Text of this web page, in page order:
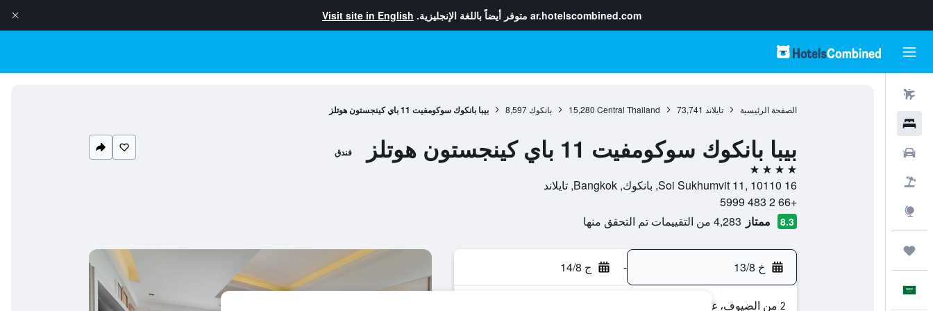
ar.hotelscombined.com متوفر أيضاً باللغة الإنجليزية. Visit site in English
الصفحة الرئيسية تايلاند 73,741
Central Thailand
15,280 بانكوك 8,597 بيبا بانكوك سوكومفيت 11 باي كينجستون هوتلز
بيبا بانكوك سوكومفيت 11 باي كينجستون هوتلز فندق
4 نجوم
16 Soi Sukhumvit 11, 10110, بانكوك, Bangkok, تايلاند
+66 2 483 5999
8.3 ممتاز 4,283 من التقييمات تم التحقق منها
خ 13/8 - ج 14/8
2 من الضيوف، غرفة واحدة